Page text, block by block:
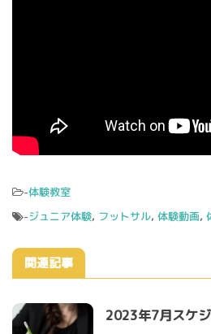
-体験教室
-ジュニア体験, フットサル, 体験動画,
関連記事
2023年7月スケ